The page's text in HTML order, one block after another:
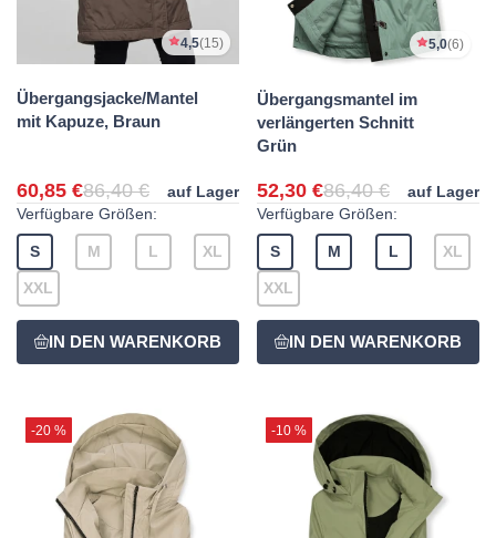
4,5(15)
Übergangsjacke/Mantel
mit Kapuze, Braun
60,85 €86,40 €
auf Lager
Verfügbare Größen:
S M L XL
XXL
5,0(6)
Übergangsmantel im
verlängerten Schnitt
Grün
52,30 €86,40 €
auf Lager
Verfügbare Größen:
S M L XL
XXL
-20 % -10 %